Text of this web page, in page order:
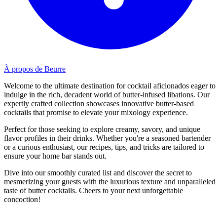
À propos de Beurre
Welcome to the ultimate destination for cocktail aficionados eager to
indulge in the rich, decadent world of butter-infused libations. Our
expertly crafted collection showcases innovative butter-based
cocktails that promise to elevate your mixology experience.
Perfect for those seeking to explore creamy, savory, and unique
flavor profiles in their drinks. Whether you're a seasoned bartender
or a curious enthusiast, our recipes, tips, and tricks are tailored to
ensure your home bar stands out.
Dive into our smoothly curated list and discover the secret to
mesmerizing your guests with the luxurious texture and unparalleled
taste of butter cocktails. Cheers to your next unforgettable
concoction!